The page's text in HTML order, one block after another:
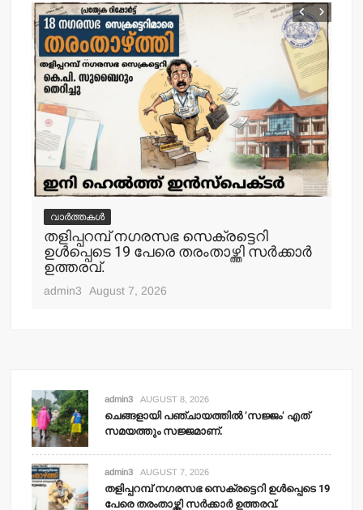
വാർത്തകൾ
തളിപ്പറമ്പ് നഗരസഭ സെക്രട്ടെറി
ഉള്‍പ്പെടെ 19 പേരെ തരംതാഴ്ത്തി സര്‍ക്കാര്‍
ഉത്തരവ്.
admin3 August 7, 2026
admin3 AUGUST 8, 2026
ചെങ്ങളായി പഞ്ചായത്തില്‍ ‘സജ്ജം’ എത്
സമയത്തും സജ്ജമാണ്.
admin3 AUGUST 7, 2026
തളിപ്പറമ്പ് നഗരസഭ സെക്രട്ടെറി ഉള്‍പ്പെടെ 19
പേരെ തരംതാഴ്ത്തി സര്‍ക്കാര്‍ ഉത്തരവ്.